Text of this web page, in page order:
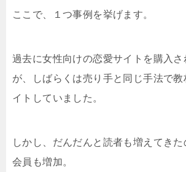
ここで、１つ事例を挙げます。
過去に女性向けの恋愛サイトを購入さ
が、しばらくは売り手と同じ手法で
イトしていました。
しかし、だんだんと読者も増えてき
会員も増加。